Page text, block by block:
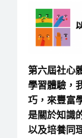
第六屆社心
學習體驗，
巧，來豐富
是關於知識
以及培養同